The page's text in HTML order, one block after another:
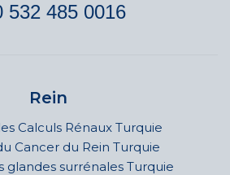
532 485 0016
Rein
Calculs Rénaux Turquie
Cancer du Rein Turquie
glandes surrénales Turquie